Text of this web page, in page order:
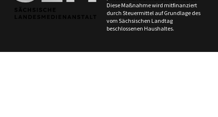
Diese Maßnahme wird mitfinanziert
durch Steuermittel auf Grundlage des
vom Sächsischen Landtag
beschlossenen Haushaltes.